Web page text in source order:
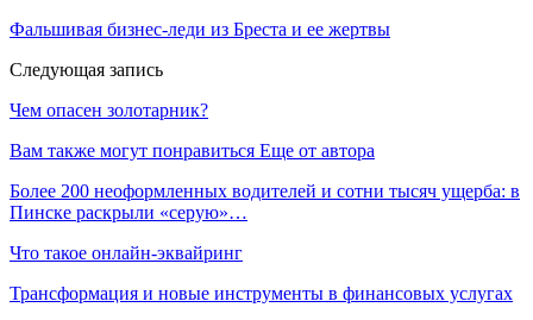
Фальшивая бизнес-леди из Бреста и ее жертвы
Следующая запись
Чем опасен золотарник?
Вам также могут понравиться Еще от автора
Более 200 неоформленных водителей и сотни тысяч ущерба: в
Пинске раскрыли «серую»…
Что такое онлайн-эквайринг
Трансформация и новые инструменты в финансовых услугах